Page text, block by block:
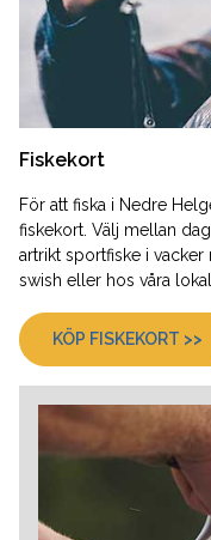
Fiskekort
För att fiska i Nedre
fiskekort. Välj mellan
artrikt sportfiske i vacker
swish eller hos våra
KÖP FISKEKORT >>